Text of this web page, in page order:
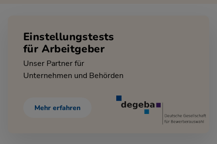
Einstellungstests
für Arbeitgeber
Unser Partner für
Unternehmen und Behörden
Mehr erfahren